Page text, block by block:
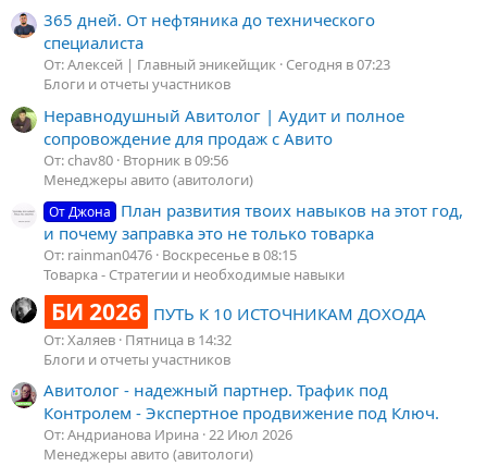
365 дней. От нефтяника до технического
специалиста
От: Алексей | Главный эникейщик Сегодня в 07:23
Блоги и отчеты участников
Неравнодушный Авитолог | Аудит и полное
сопровождение для продаж с Авито
От: chav80 Вторник в 09:56
Менеджеры авито (авитологи)
От Джона
План развития твоих навыков на этот год,
и почему заправка это не только товарка
От: rainman0476 Воскресенье в 08:15
Товарка - Стратегии и необходимые навыки
БИ 2026 ПУТЬ К 10 ИСТОЧНИКАМ ДОХОДА
От: Халяев Пятница в 14:32
Блоги и отчеты участников
Авитолог - надежный партнер. Трафик под
Контролем - Экспертное продвижение под Ключ.
От: Андрианова Ирина 22 Июл 2026
Менеджеры авито (авитологи)